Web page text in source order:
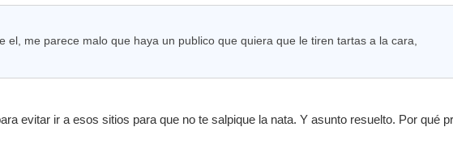
el, me parece malo que haya un publico que quiera que le tiren tartas a la cara,
evitar ir a esos sitios para que no te salpique la nata. Y asunto resuelto. Por qué